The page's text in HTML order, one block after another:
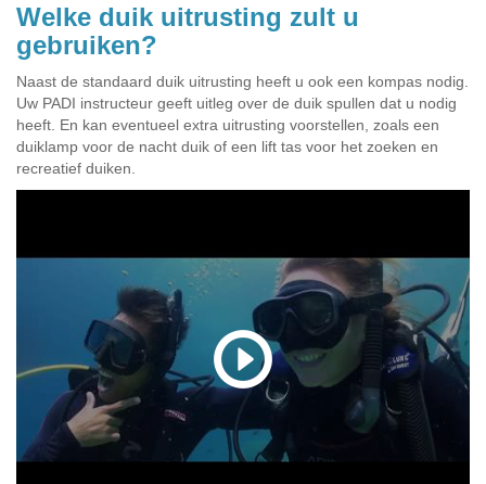
Welke duik uitrusting zult u
gebruiken?
Naast de standaard duik uitrusting heeft u ook een kompas nodig.
Uw PADI instructeur geeft uitleg over de duik spullen dat u nodig
heeft. En kan eventueel extra uitrusting voorstellen, zoals een
duiklamp voor de nacht duik of een lift tas voor het zoeken en
recreatief duiken.